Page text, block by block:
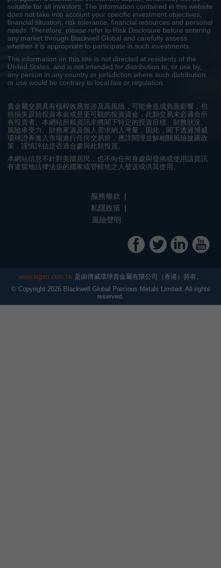
suitable for all investors. The information contained in this website
does not take into account your specific investment objectives,
financial situation, risk tolerance, financial resources and personal
needs. Therefore, please refer to Risk Disclosure before entering
any market through Blackwell Global and carefully assess
whether it is appropriate to participate in such investments.
The information on this site is not directed at residents of the
United States, and is not intended for distribution to, or use by,
any person in any country or jurisdiction where such distribution
or use would be contrary to local law or regulation.
貴金屬交易具有槓桿效應並涉及高風險，可能會造成負面影響，包
括損失原始投資本金或是更可觀的投資資金，此類交易未必適合所
有投資者。本網站所載資訊未將閣下特定的投資目標、財務狀況、
風險承受力、財務來源及個人需求納入考量，因此，閣下透過博威
環球證券進入市場進行任何交易前，應詳閱理並解相關風險披露政
策，謹慎評估是否適合參與此類投資。
本網站信息不針對美國居民，也不向任何身處與發佈或使用該資訊
有違當地法律法規的國家或管轄地之人發送或供其使用。
服務條款
私隱政策
風險聲明
www.bgpm.com.hk 是由博威環球貴金屬有限公司（香港）持有。
© Copyright 2026Blackwell Global Precious Metals Limited. All rights
reserved.